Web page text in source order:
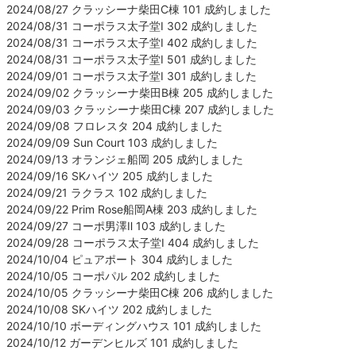
2024/08/27 クラッシーナ柴田C棟 101 成約しました
2024/08/31 コーポラス太子堂Ⅰ 302 成約しました
2024/08/31 コーポラス太子堂Ⅰ 402 成約しました
2024/08/31 コーポラス太子堂Ⅰ 501 成約しました
2024/09/01 コーポラス太子堂Ⅰ 301 成約しました
2024/09/02 クラッシーナ柴田B棟 205 成約しました
2024/09/03 クラッシーナ柴田C棟 207 成約しました
2024/09/08 フロレスタ 204 成約しました
2024/09/09 Sun Court 103 成約しました
2024/09/13 オランジェ船岡 205 成約しました
2024/09/16 SKハイツ 205 成約しました
2024/09/21 ラクラス 102 成約しました
2024/09/22 Prim Rose船岡A棟 203 成約しました
2024/09/27 コーポ男澤Ⅱ 103 成約しました
2024/09/28 コーポラス太子堂Ⅰ 404 成約しました
2024/10/04 ピュアポート 304 成約しました
2024/10/05 コーポパル 202 成約しました
2024/10/05 クラッシーナ柴田C棟 206 成約しました
2024/10/08 SKハイツ 202 成約しました
2024/10/10 ボーディングハウス 101 成約しました
2024/10/12 ガーデンヒルズ 101 成約しました